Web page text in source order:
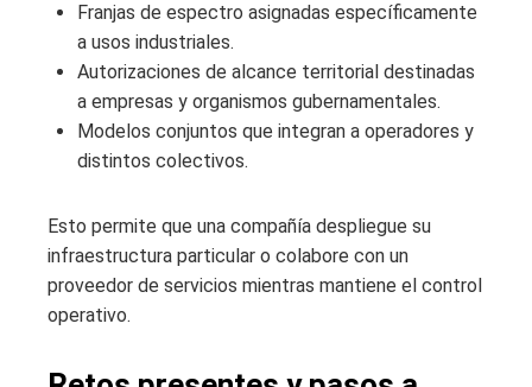
Franjas de espectro asignadas específicamente
a usos industriales.
Autorizaciones de alcance territorial destinadas
a empresas y organismos gubernamentales.
Modelos conjuntos que integran a operadores y
distintos colectivos.
Esto permite que una compañía despliegue su
infraestructura particular o colabore con un
proveedor de servicios mientras mantiene el control
operativo.